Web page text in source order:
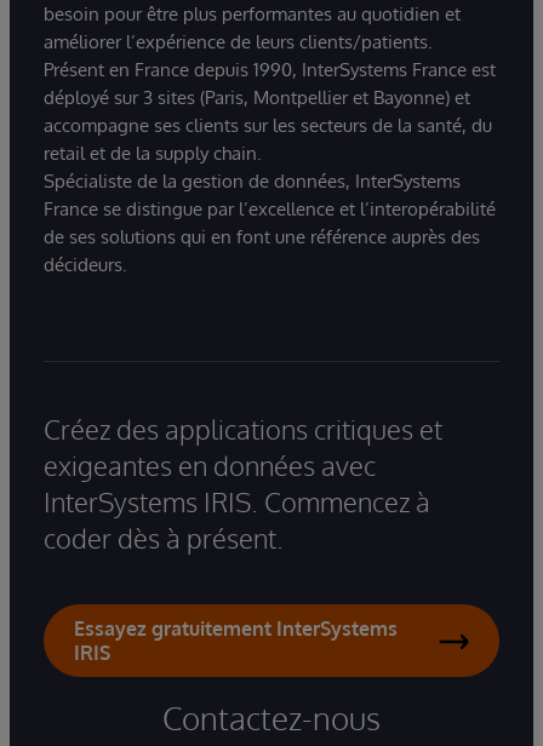
besoin pour être plus performantes au quotidien et
améliorer l’expérience de leurs clients/patients.
Présent en France depuis 1990, InterSystems France est
déployé sur 3 sites (Paris, Montpellier et Bayonne) et
accompagne ses clients sur les secteurs de la santé, du
retail et de la supply chain.
Spécialiste de la gestion de données, InterSystems
France se distingue par l’excellence et l’interopérabilité
de ses solutions qui en font une référence auprès des
décideurs.
Créez des applications critiques et
exigeantes en données avec
InterSystems IRIS. Commencez à
coder dès à présent.
Essayez gratuitement InterSystems
IRIS
Contactez-nous